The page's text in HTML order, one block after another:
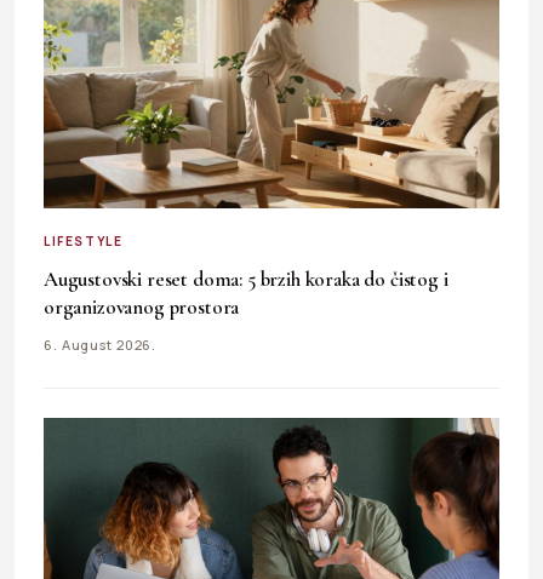
LIFESTYLE
Augustovski reset doma: 5 brzih koraka do čistog i
organizovanog prostora
6. August 2026.